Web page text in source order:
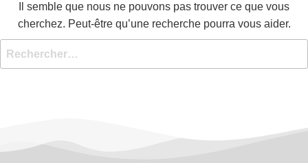
Il semble que nous ne pouvons pas trouver ce que vous
cherchez. Peut-être qu’une recherche pourra vous aider.